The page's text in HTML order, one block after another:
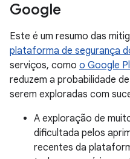
Google
Este é um resumo das
plataforma de segurança
serviços, como o Google
reduzem a probabilidade
serem exploradas com
A exploração de
dificultada pelos
recentes da